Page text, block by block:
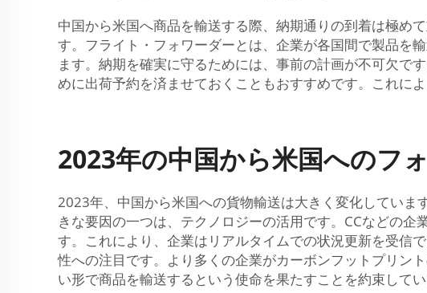
中国から米国へ商品を輸送する際、納期通りの到着は極め
す。フライト・フォワーダーとは、企業が各国間で製品を
ます。納期を確実に守るためには、事前の計画が不可欠で
めに出荷予約を済ませておくこともおすすめです。これに
2023年の中国から米国へのフ
2023年、中国から米国への貨物輸送は大きく変化してい
きな要因の一つは、テクノロジーの活用です。CCなどの
す。これにより、企業はリアルタイムでの状況更新を受信
性への注目です。より多くの企業がカーボンフットプリン
い形で商品を輸送するという使命を果たすことを約束してい